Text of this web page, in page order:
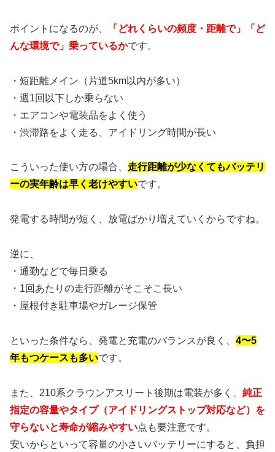
ポイントになるのが、
「どれくらいの頻度・距離で」「ど
んな環境で」乗っているかです。
・短距離メイン（片道5km以内が多い）
・週1回以下しか乗らない
・エアコンや電装品をよく使う
・渋滞路をよく走る、アイドリング時間が長い
こういった使い方の場合、 走行距離が少なくてもバッテリ
ーの実年齢は早く老けやすいです。
発電する時間が短く、放電ばかり増えていくからですね。
逆に、
・通勤などで毎日乗る
・1回あたりの走行距離がそこそこ長い
・屋根付き駐車場やガレージ保管
といった条件なら、発電と充電のバランスが良く、 4〜5
年もつケースも多いです。
また、210系クラウンアスリート後期は電装が多く、 純正
指定の容量やタイプ（アイドリングストップ対応など）を
守らないと寿命が縮みやすい点も要注意です。
安いからといって容量の小さいバッテリーにすると、負担